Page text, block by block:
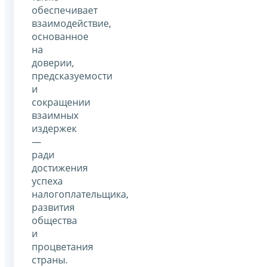
обеспечивает
взаимодействие,
основанное
на
доверии,
предсказуемости
и
сокращении
взаимных
издержек
—
ради
достижения
успеха
налогоплательщика,
развития
общества
и
процветания
страны.